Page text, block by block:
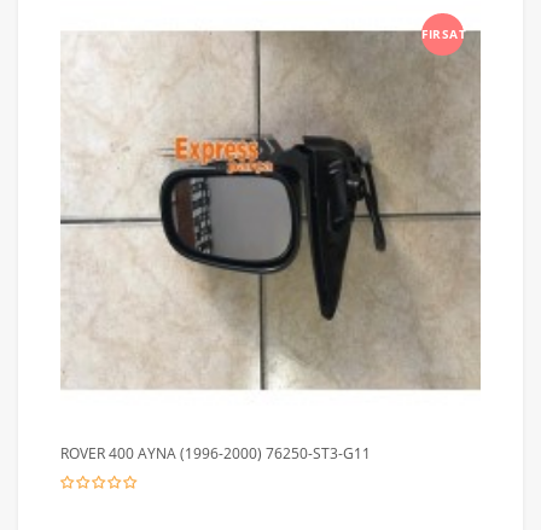
FIRSAT
ROVER 400 AYNA (1996-2000) 76250-ST3-G11